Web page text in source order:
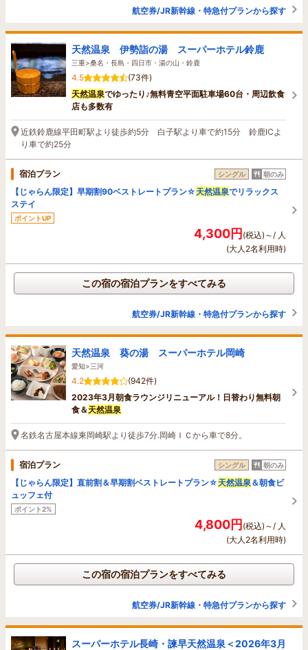
航空券/JR新幹線・特急付プランから探す
天然温泉 伊勢詣の湯 スーパーホテル鈴鹿
三重>桑名・長島・四日市・湯の山・鈴鹿
4.5
(73件)
天然温泉でゆったり♪無料青空平面駐車場60台・周辺飲食
店も多数有
近鉄鈴鹿線平田町駅より徒歩約5分 白子駅より車で約15分 鈴鹿ICよ
り車で約25分
宿泊プラン シングル 朝のみ
【じゃらん限定】早期割90ベストレートプラン☆ 天然温泉でリラックス
ステイ
ポイントUP
4,300円(税込)～/ 人
(大人2名利用時)
この宿の宿泊プランをすべてみる
航空券/JR新幹線・特急付プランから探す
天然温泉 葵の湯 スーパーホテル岡崎
愛知>三河
4.2
(942件)
2023年3月朝食ラウンジリニューアル！日替わり無料朝
食＆天然温泉
名鉄名古屋本線東岡崎駅より徒歩7分.岡崎ＩＣから車で8分。
宿泊プラン シングル 朝のみ
【じゃらん限定】直前割＆早期割ベストレートプラン☆ 天然温泉 ＆朝食ビ
ュッフェ付
ポイント2%
4,800円(税込)～/ 人
(大人2名利用時)
この宿の宿泊プランをすべてみる
航空券/JR新幹線・特急付プランから探す
スーパーホテル長崎・諫早天然温泉＜2026年3月